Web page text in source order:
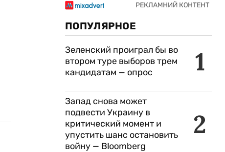
ПОПУЛЯРНОЕ
1
Зеленский проиграл бы во
втором туре выборов трем
кандидатам — опрос
2
Запад снова может
подвести Украину в
критический момент и
упустить шанс остановить
войну — Bloomberg